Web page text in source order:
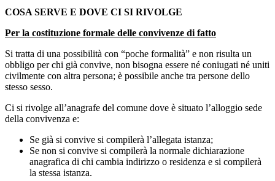
COSA SERVE E DOVE CI SI RIVOLGE
Per la costituzione formale delle convivenze di fatto
Si tratta di una possibilità con “poche formalità” e non risulta un
obbligo per chi già convive, non bisogna essere né coniugati né uniti
civilmente con altra persona; è possibile anche tra persone dello
stesso sesso.
Ci si rivolge all’anagrafe del comune dove è situato l’alloggio sede
della convivenza e:
Se già si convive si compilerà l’allegata istanza;
Se non si convive si compilerà la normale dichiarazione
anagrafica di chi cambia indirizzo o residenza e si compilerà
la stessa istanza.